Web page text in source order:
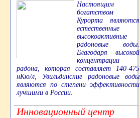
Настоящим
богатством
Курорта являются
естественные
высокоактивные
радоновые воды.
Благодаря высокой
концентрации
радона, которая составляет 140-475
нКю/л, Увильдинские радоновые воды
являются по степени эффективности
лучшими в России.
Инновационный центр